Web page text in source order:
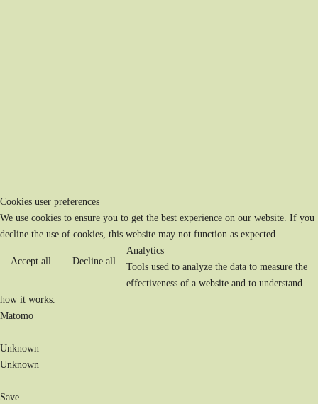
Cookies user preferences
We use cookies to ensure you to get the best experience on our website. If you
decline the use of cookies, this website may not function as expected.
Accept all Decline all
Analytics
Tools used to analyze the data to measure the
effectiveness of a website and to understand
how it works.
Matomo
Unknown
Unknown
Save